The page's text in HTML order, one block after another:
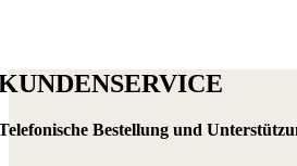
Bestellung und